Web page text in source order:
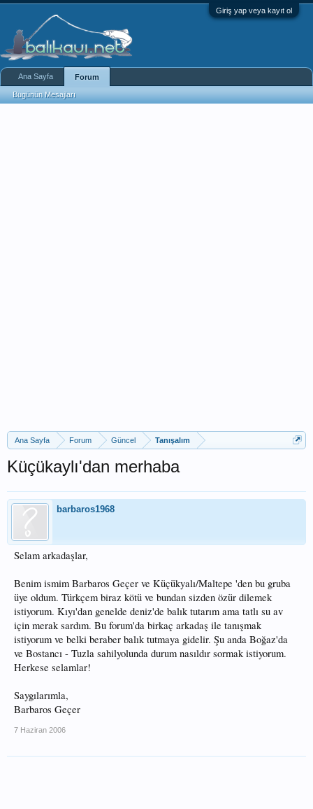
Giriş yap veya kayıt ol
Ana Sayfa Forum Güncel Tanışalım
Küçükaylı'dan merhaba
barbaros1968
Selam arkadaşlar,
Benim ismim Barbaros Geçer ve Küçükyalı/Maltepe 'den bu gruba
üye oldum. Türkçem biraz kötü ve bundan sizden özür dilemek
istiyorum. Kıyı'dan genelde deniz'de balık tutarım ama tatlı su av
için merak sardım. Bu forum'da birkaç arkadaş ile tanışmak
istiyorum ve belki beraber balık tutmaya gidelir. Şu anda Boğaz'da
ve Bostancı - Tuzla sahilyolunda durum nasıldır sormak istiyorum.
Herkese selamlar!
Saygılarımla,
Barbaros Geçer
7 Haziran 2006
Ana Sayfa Forum
Bugünün Mesajları